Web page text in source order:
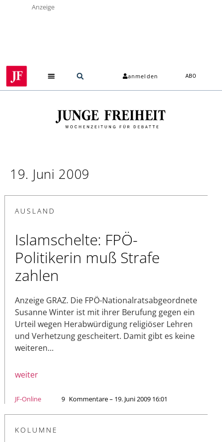
Anzeige
anmelden ABO
19. Juni 2009
AUSLAND
Islamschelte: FPÖ-
Politikerin muß Strafe
zahlen
Anzeige GRAZ. Die FPÖ-Nationalratsabgeordnete
Susanne Winter ist mit ihrer Berufung gegen ein
Urteil wegen Herabwürdigung religiöser Lehren
und Verhetzung gescheitert. Damit gibt es keine
weiteren…
weiter
JF-Online 9 Kommentare – 19. Juni 2009 16:01
KOLUMNE